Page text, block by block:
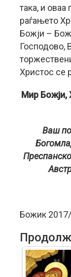
така, и оваа
раѓањето
Божји –
Господово,
Христос се
Мир Божји,
Ваш
Божик